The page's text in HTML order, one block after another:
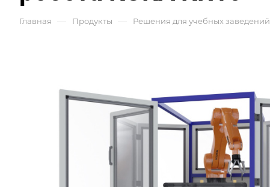
Главная — Продукты — Решения для учебных заведений